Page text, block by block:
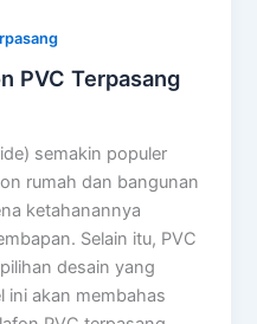
PVC Terpasang
semakin populer
rumah dan bangunan
ketahanannya
Selain itu, PVC
desain yang
ini akan membahas